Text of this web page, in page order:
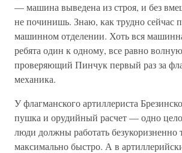
— машина выведена из строя, и без
не починишь. Знаю, как трудно сейчас
машинном отделении. Хоть вся
ребята один к одному, все равно
проверяющий Пинчук первый раз за
механика.
У флагманского артиллериста
пушка и орудийный расчет — одно
люди должны работать безукоризненно
максимально быстро. А в